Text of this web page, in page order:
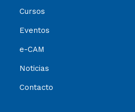
Cursos
Eventos
e-CAM
Noticias
Contacto